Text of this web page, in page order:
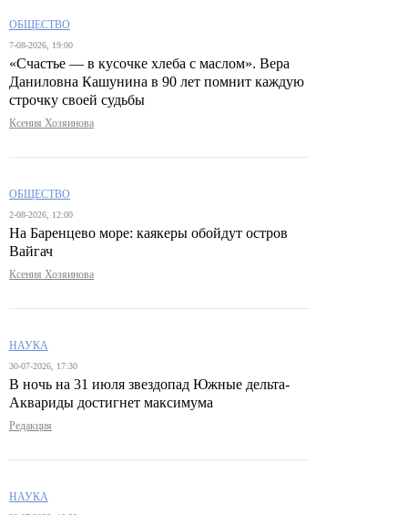
ОБЩЕСТВО
7-08-2026, 19:00
«Счастье — в кусочке хлеба с маслом». Вера
Даниловна Кашунина в 90 лет помнит каждую
строчку своей судьбы
Ксения Хозяинова
ОБЩЕСТВО
2-08-2026, 12:00
На Баренцево море: каякеры обойдут остров
Вайгач
Ксения Хозяинова
НАУКА
30-07-2026, 17:30
В ночь на 31 июля звездопад Южные дельта-
Аквариды достигнет максимума
Редакция
НАУКА